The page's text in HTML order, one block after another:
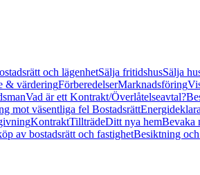
och lägenhetSälja fritidshusSälja
& värderingFörberedelserMarknadsföring
Vad är ett Kontrakt/Överlåtelseavtal?
mot väsentliga fel Bostadsrätt
KontraktTillträdeDitt nya hemBevaka
av bostadsrätt och fastighetBesiktning